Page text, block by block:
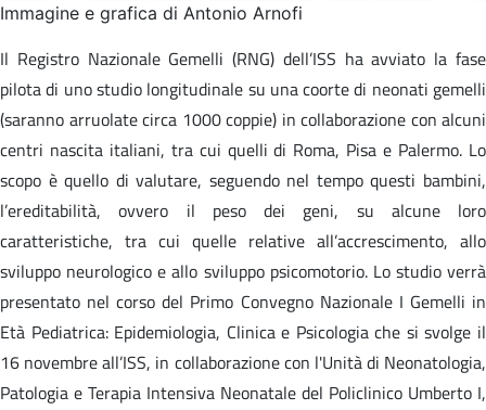
Immagine e grafica di Antonio Arnofi
Il Registro Nazionale Gemelli (RNG) dell’ISS ha avviato la fase
pilota di uno studio longitudinale su una coorte di neonati gemelli
(saranno arruolate circa 1000 coppie) in collaborazione con alcuni
centri nascita italiani, tra cui quelli di Roma, Pisa e Palermo. Lo
scopo è quello di valutare, seguendo nel tempo questi bambini,
l’ereditabilità, ovvero il peso dei geni, su alcune loro
caratteristiche, tra cui quelle relative all’accrescimento, allo
sviluppo neurologico e allo sviluppo psicomotorio. Lo studio verrà
presentato nel corso del Primo Convegno Nazionale I Gemelli in
Età Pediatrica: Epidemiologia, Clinica e Psicologia che si svolge il
16 novembre all’ISS, in collaborazione con l'Unità di Neonatologia,
Patologia e Terapia Intensiva Neonatale del Policlinico Umberto I,